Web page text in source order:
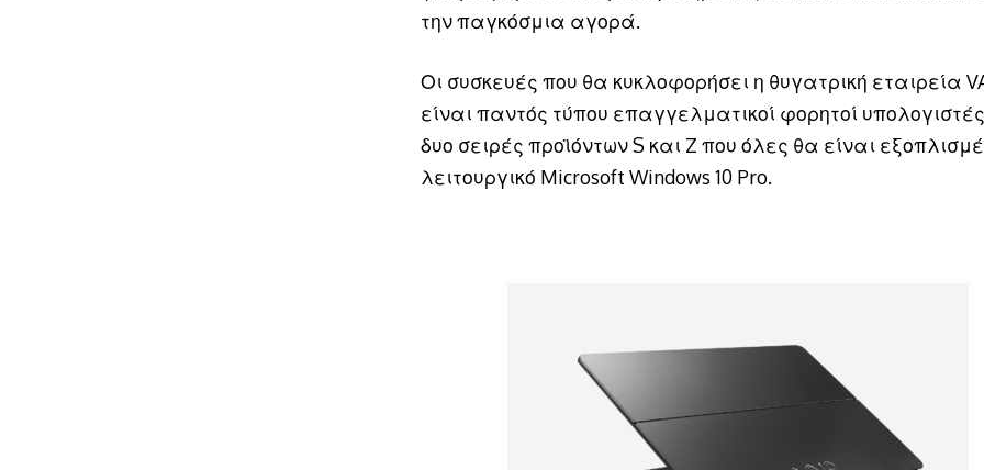
την παγκόσμια αγορά.
Οι συσκευές που θα κυκλοφορήσει η θυγατρική εταιρεία
είναι παντός τύπου επαγγελματικοί φορητοί
δυο σειρές προϊόντων S και Z που όλες θα είναι
λειτουργικό Microsoft Windows 10 Pro.